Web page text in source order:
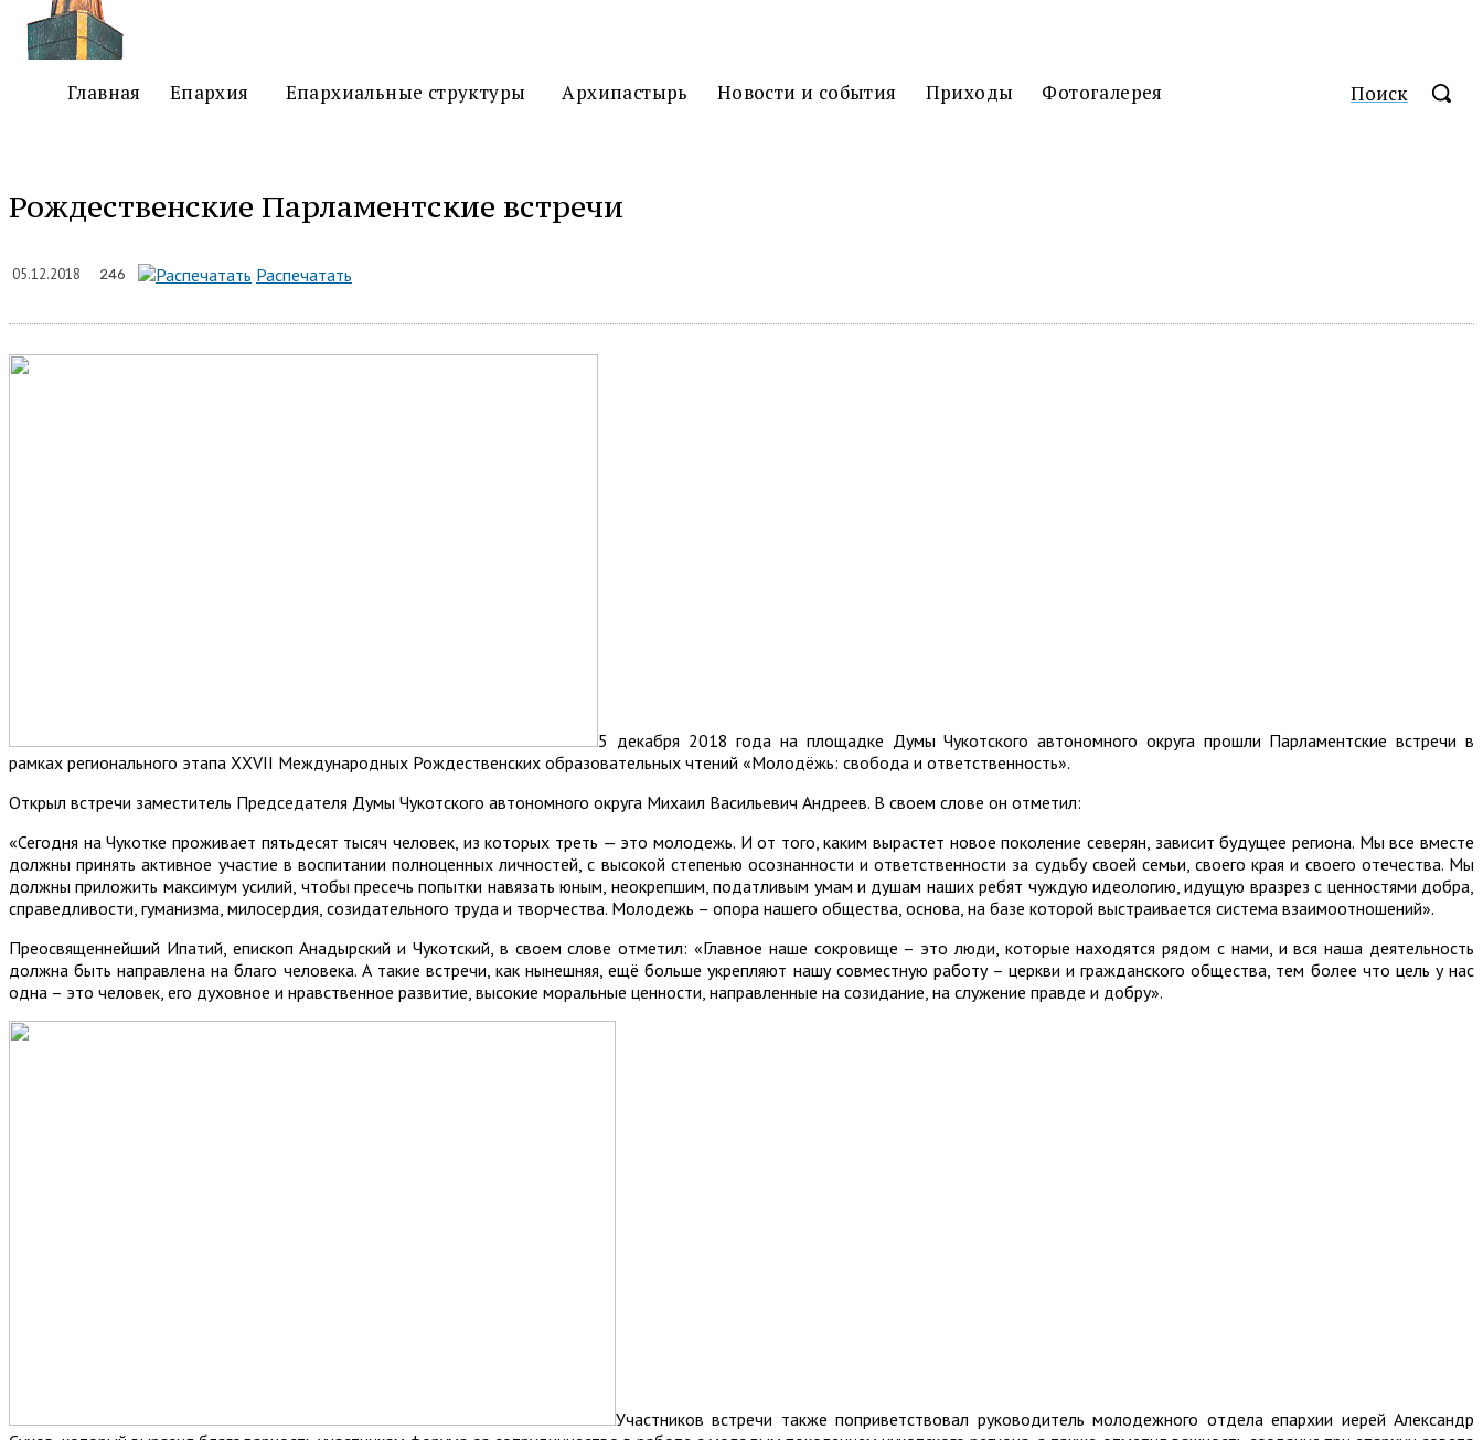
Главная Епархия Епархиальные структуры Архипастырь Новости и события Приходы Фотогалерея Поиск
Рождественские Парламентские встречи
05.12.2018 246 Распечатать
5 декабря 2018 года на площадке Думы Чукотского автономного округа прошли Парламентские встречи в
рамках регионального этапа XXVII Международных Рождественских образовательных чтений «Молодёжь: свобода и ответственность».
Открыл встречи заместитель Председателя Думы Чукотского автономного округа Михаил Васильевич Андреев. В своем слове он отметил:
«Сегодня на Чукотке проживает пятьдесят тысяч человек, из которых треть — это молодежь. И от того, каким вырастет новое поколение северян, зависит будущее региона. Мы все вместе
должны принять активное участие в воспитании полноценных личностей, с высокой степенью осознанности и ответственности за судьбу своей семьи, своего края и своего отечества. Мы
должны приложить максимум усилий, чтобы пресечь попытки навязать юным, неокрепшим, податливым умам и душам наших ребят чуждую идеологию, идущую вразрез с ценностями добра,
справедливости, гуманизма, милосердия, созидательного труда и творчества. Молодежь – опора нашего общества, основа, на базе которой выстраивается система взаимоотношений».
Преосвященнейший Ипатий, епископ Анадырский и Чукотский, в своем слове отметил: «Главное наше сокровище – это люди, которые находятся рядом с нами, и вся наша деятельность
должна быть направлена на благо человека. А такие встречи, как нынешняя, ещё больше укрепляют нашу совместную работу – церкви и гражданского общества, тем более что цель у нас
одна – это человек, его духовное и нравственное развитие, высокие моральные ценности, направленные на созидание, на служение правде и добру».
Участников встречи также поприветствовал руководитель молодежного отдела епархии иерей Александр